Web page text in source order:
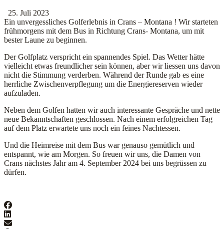
25. Juli 2023
Ein unvergessliches Golferlebnis in Crans – Montana ! Wir starteten
frühmorgens mit dem Bus in Richtung Crans- Montana, um mit
bester Laune zu beginnen.
Der Golfplatz verspricht ein spannendes Spiel. Das Wetter hätte
vielleicht etwas freundlicher sein können, aber wir liessen uns davon
nicht die Stimmung verderben. Während der Runde gab es eine
herrliche Zwischenverpflegung um die Energiereserven wieder
aufzuladen.
Neben dem Golfen hatten wir auch interessante Gespräche und nette
neue Bekanntschaften geschlossen. Nach einem erfolgreichen Tag
auf dem Platz erwartete uns noch ein feines Nachtessen.
Und die Heimreise mit dem Bus war genauso gemütlich und
entspannt, wie am Morgen. So freuen wir uns, die Damen von
Crans nächstes Jahr am 4. September 2024 bei uns begrüssen zu
dürfen.